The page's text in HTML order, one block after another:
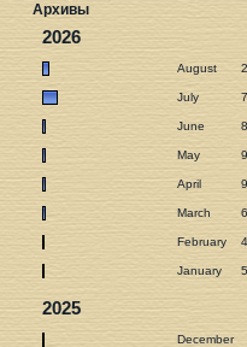
Архивы
2026
August
July
June
May
April
March
February
January
2025
December